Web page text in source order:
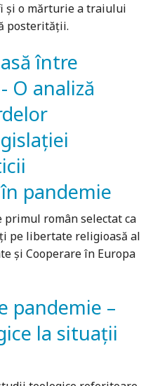
și o mărturie a traiului
posterității.
între
O analiză
pandemie
primul român selectat ca
pe libertate religioasă al
și Cooperare în Europa
pandemie –
la situații